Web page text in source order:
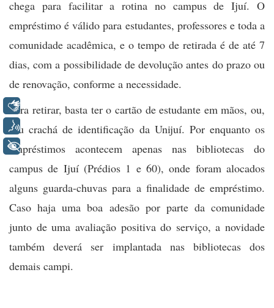
chega para facilitar a rotina no campus de Ijuí. O
empréstimo é válido para estudantes, professores e toda a
comunidade acadêmica, e o tempo de retirada é de até 7
dias, com a possibilidade de devolução antes do prazo ou
de renovação, conforme a necessidade.
Para retirar, basta ter o cartão de estudante em mãos, ou,
seu crachá de identificação da Unijuí. Por enquanto os
empréstimos acontecem apenas nas bibliotecas do
campus de Ijuí (Prédios 1 e 60), onde foram alocados
alguns guarda-chuvas para a finalidade de empréstimo.
Caso haja uma boa adesão por parte da comunidade
junto de uma avaliação positiva do serviço, a novidade
também deverá ser implantada nas bibliotecas dos
demais campi.
Libras
Voz
+ Acessibilidade